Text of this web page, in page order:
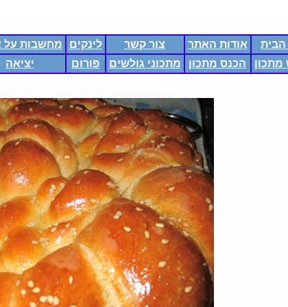
אודות האתר צור קשר לינקים
מחשבות על
הכנס מתכון מתכוני גולשים פורום יציאה